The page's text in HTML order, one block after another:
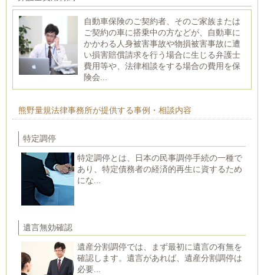
自動車保険のご契約者、そのご家族または
ご契約の車に搭乗中の方などが、自動車に
かかわる人身被害事故や物損被害事故に遭
い損害賠償請求を行う場合に生じる弁護士
費用等や、法律相談をする場合の費用を保
険会...
熊野量規法律事務所が提供する事例・相談内容
特定調停
特定調停とは、日本の民事調停手続の一種で
あり、特定債務者の経済的再生に資するため
にな...
遺言無効確認
遺産分割調停では、まず最初に遺言の有無を
確認します。遺言があれば、遺産分割調停は
必要...